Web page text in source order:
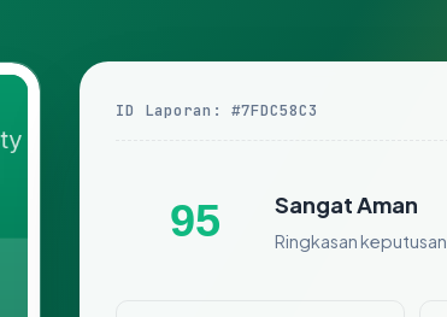
ID Laporan: #7FDC58C3
95 Sangat Aman
Ringkasan keputusan